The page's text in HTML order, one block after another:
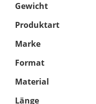
Gewicht
Produktart
Marke
Format
Material
Länge